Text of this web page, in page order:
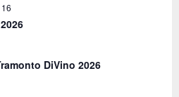
DiVino 2026